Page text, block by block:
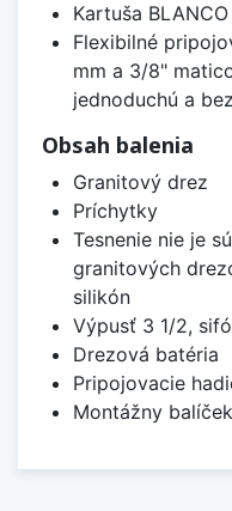
Kartuša
Flexibilné
mm a 3/8"
jednoduchú a
Obsah balenia
Granitový drez
Príchytky
Tesnenie nie je
granitových
silikón
Výpusť 3 1/2,
Drezová batéria
Pripojovacie
Montážny balíček